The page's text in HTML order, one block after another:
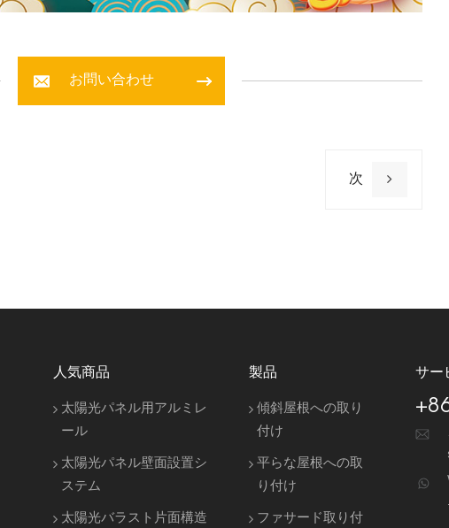
お問い合わせ
次
人気商品
太陽光パネル用アルミレ
ール
太陽光パネル壁面設置シ
ステム
太陽光バラスト片面構造
製品
傾斜屋根への取り
付け
平らな屋根への取
り付け
ファサード取り付
サー